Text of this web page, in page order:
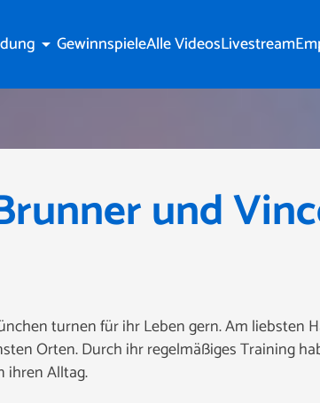
arrow_drop_down GewinnspieleAlle VideosLivestream
und
turnen für ihr Leben gern. Am liebsten
Orten. Durch ihr regelmäßiges Training
ihren Alltag.